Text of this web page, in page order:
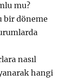
mu?
bir döneme
nasıl
hangi